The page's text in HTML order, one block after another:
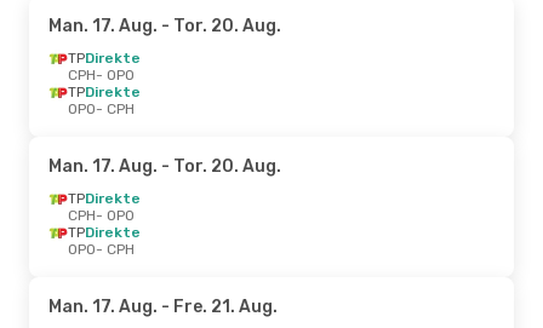
Man. 17. Aug. - Tor. 20. Aug.
TPDirekte
CPH- OPO
TPDirekte
OPO- CPH
Man. 17. Aug. - Tor. 20. Aug.
TPDirekte
CPH- OPO
TPDirekte
OPO- CPH
Man. 17. Aug. - Fre. 21. Aug.